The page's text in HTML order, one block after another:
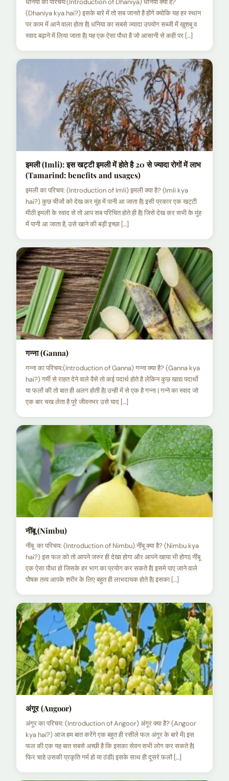
धनिया का परिचय:(Introduction of Dhaniya) धनिया क्या है?
(Dhaniya kya hai?) इसके बारे में तो सब जानते है होंगे क्योकि यह हर स्थान
पर काम में आने वाला होता है| धनिया का सबसे ज्यादा उपयोग सब्जी में खुशबू व
स्वाद बढ़ाने में लिया जाता है| यह एक ऐसा पौधा है जो आसानी से कही पर […]
इमली (Imli): इस खट्टी इमली में होते है 20 से ज्यादा रोगों में लाभ
(Tamarind: benefits and usages)
इमली का परिचय: (Introduction of Imli) इमली क्या है? (Imli kya
hai?) कुछ चीजों को देख कर मुंह में पानी आ जाता है| इसी प्रकार एक खट्टी
मीठी इमली के स्वाद से तो आप सब परिचित होते ही है| जिसे देख कर सभी के मुंह
में पानी आ जाता है, उसे खाने की बड़ी इच्छा […]
गन्ना (Ganna)
गन्ना का परिचय:(Introduction of Ganna) गन्ना क्या है? (Ganna kya
hai?) गर्मी से राहत देने वाले वैसे तो कई पदार्थ होते है लेकिन कुछ खाद्य पदार्थो
या फलों की तो बात ही अलग होती है| उन्ही में से एक है गन्ना | गन्ने का स्वाद जो
एक बार चख लेता है पूरे जीवनभर उसे याद […]
नींबू (Nimbu)
नींबू का परिचय: (Introduction of Nimbu) नींबू क्या है? (Nimbu kya
hai?) इस फल को तो आपने जरुर ही देखा होगा और आपने खाया भी होगा| नींबू
एक ऐसा पौधा हो जिसके हर भाग का प्रयोग कर सकते है| इसमे पाए जाने वाले
पौषक तत्व आपके शरीर के लिए बहुत ही लाभदायक होते है| इसका […]
अंगूर (Angoor)
अंगूर का परिचय: (Introduction of Angoor) अंगूर क्या है? (Angoor
kya hai?) आज हम बात करेंगे एक बहुत ही रसीले फल अंगूर के बारे में| इस
फल की एक यह बात सबसे अच्छी है कि इसका सेवन सभी लोग कर सकते है|
फिर चाहे उसकी प्रकृति गर्म हो या ठंडी| इसके साथ ही दूसरे फलों […]